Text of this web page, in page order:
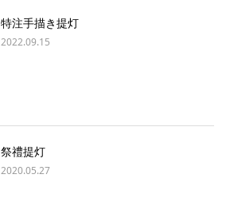
特注手描き提灯
2022.09.15
祭禮提灯
2020.05.27